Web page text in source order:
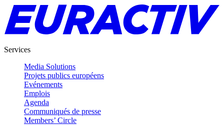
Services
Media Solutions
Projets publics européens
Evénements
Emplois
Agenda
Communiqués de presse
Members’ Circle